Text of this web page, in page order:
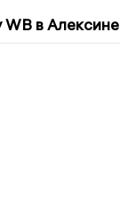
в Алексине